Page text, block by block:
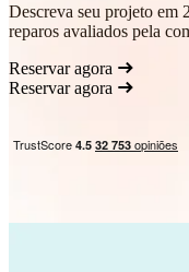
Descreva seu projeto em
reparos avaliados pela
Reservar agora
Reservar agora